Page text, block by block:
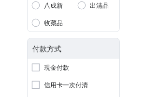
八成新
出清品
收藏品
付款方式
現金付款
信用卡一次付清